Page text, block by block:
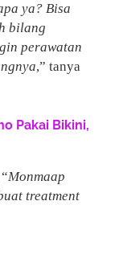
ya? Bisa
bilang
perawatan
,” tanya
Pakai Bikini,
Monmaap
treatment